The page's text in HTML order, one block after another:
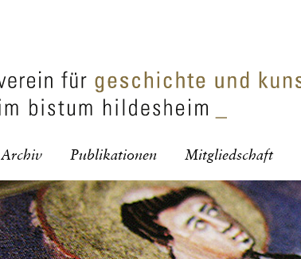
Archiv Publikationen Mitgliedschaft